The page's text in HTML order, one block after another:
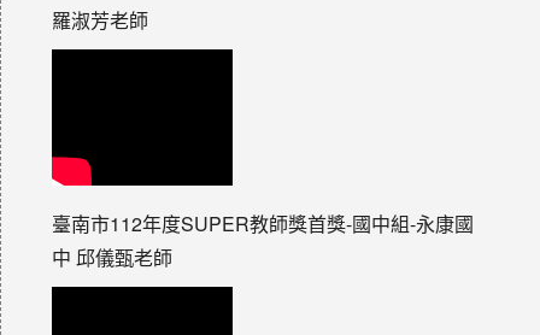
羅淑芳老師
臺南市112年度SUPER教師獎首獎-國中組-永康國
中 邱儀甄老師